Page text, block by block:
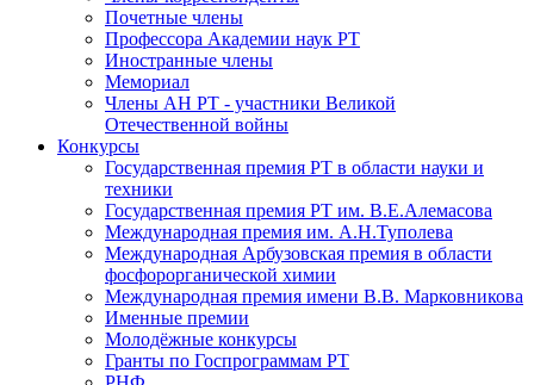
Почетные члены
Профессора Академии наук РТ
Иностранные члены
Мемориал
Члены АН РТ - участники Великой
Отечественной войны
Конкурсы
Государственная премия РТ в области науки и
техники
Государственная премия РТ им. В.Е.Алемасова
Международная премия им. А.Н.Туполева
Международная Арбузовская премия в области
фосфорорганической химии
Международная премия имени В.В. Марковникова
Именные премии
Молодёжные конкурсы
Гранты по Госпрограммам РТ